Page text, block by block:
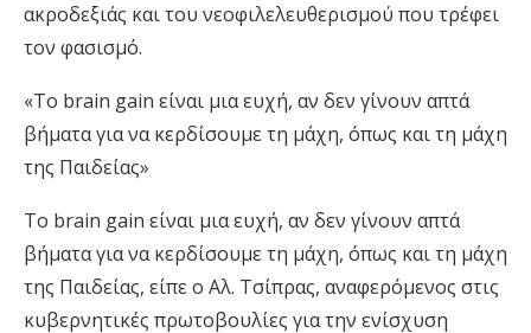
ακροδεξιάς και του νεοφιλελευθερισμού που τρέφει
τον φασισμό.
«Το brain gain είναι μια ευχή, αν δεν γίνουν απτά
βήματα για να κερδίσουμε τη μάχη, όπως και τη μάχη
της Παιδείας»
Το brain gain είναι μια ευχή, αν δεν γίνουν απτά
βήματα για να κερδίσουμε τη μάχη, όπως και τη μάχη
της Παιδείας, είπε ο Αλ. Τσίπρας, αναφερόμενος στις
κυβερνητικές πρωτοβουλίες για την ενίσχυση